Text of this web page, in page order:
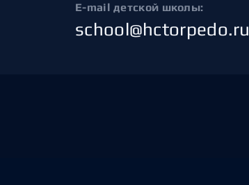
E-mail детской школы:
school@hctorpedo.ru